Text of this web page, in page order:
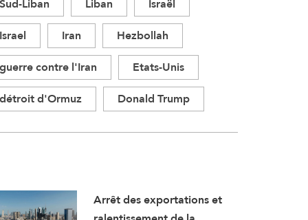
Israel
Iran
Hezbollah
guerre contre l'Iran
Etats-Unis
détroit d'Ormuz
Donald Trump
Arrêt des exportations et